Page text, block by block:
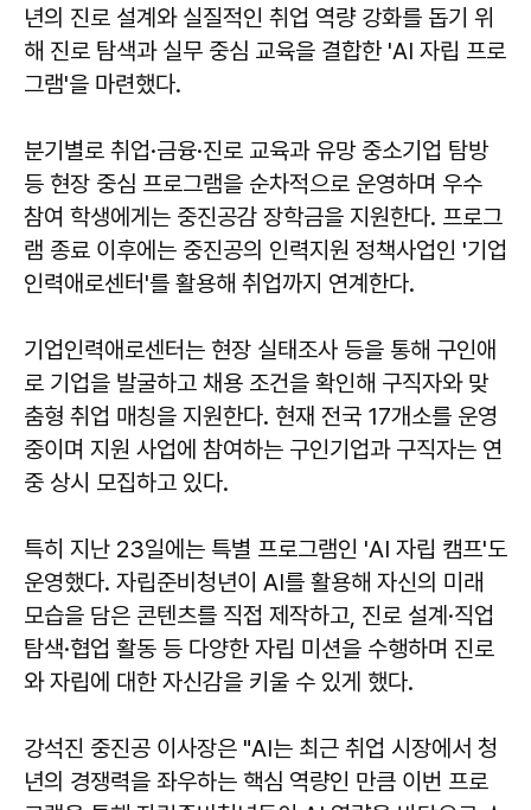
년의 진로 설계와 실질적인 취업 역량 강화를 돕기 위
해 진로 탐색과 실무 중심 교육을 결합한 'AI 자립 프로
그램'을 마련했다.
분기별로 취업·금융·진로 교육과 유망 중소기업 탐방
등 현장 중심 프로그램을 순차적으로 운영하며 우수
참여 학생에게는 중진공감 장학금을 지원한다. 프로그
램 종료 이후에는 중진공의 인력지원 정책사업인 '기업
인력애로센터'를 활용해 취업까지 연계한다.
기업인력애로센터는 현장 실태조사 등을 통해 구인애
로 기업을 발굴하고 채용 조건을 확인해 구직자와 맞
춤형 취업 매칭을 지원한다. 현재 전국 17개소를 운영
중이며 지원 사업에 참여하는 구인기업과 구직자는 연
중 상시 모집하고 있다.
특히 지난 23일에는 특별 프로그램인 'AI 자립 캠프'도
운영했다. 자립준비청년이 AI를 활용해 자신의 미래
모습을 담은 콘텐츠를 직접 제작하고, 진로 설계·직업
탐색·협업 활동 등 다양한 자립 미션을 수행하며 진로
와 자립에 대한 자신감을 키울 수 있게 했다.
강석진 중진공 이사장은 "AI는 최근 취업 시장에서 청
년의 경쟁력을 좌우하는 핵심 역량인 만큼 이번 프로